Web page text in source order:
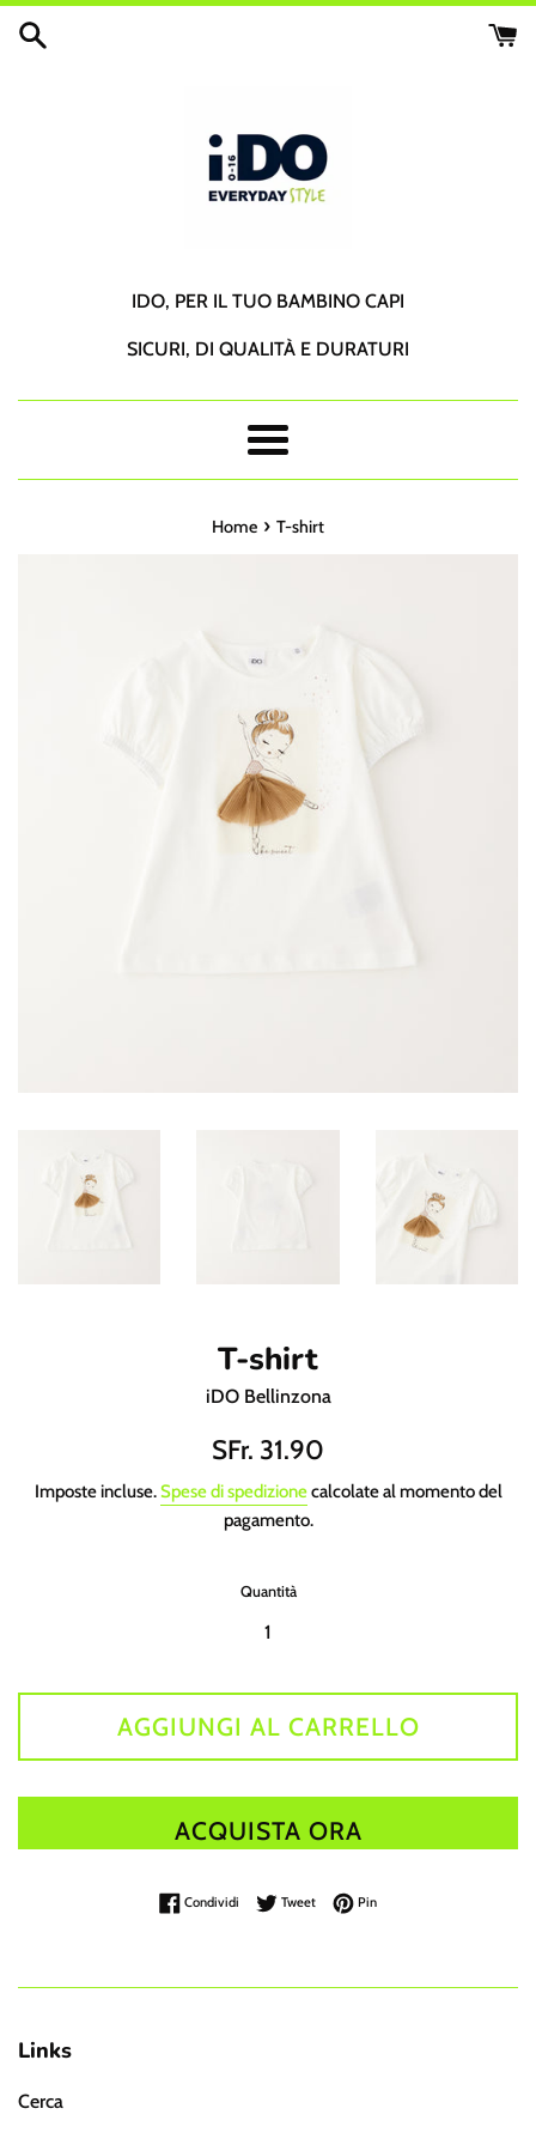
Vai
direttamente
IDO, PER IL TUO BAMBINO CAPI
SICURI, DI QUALITÀ E DURATURI
Menu
Home › T-shirt
T-shirt
iDO Bellinzona
Prezzo
listino
SFr. 31.90
Imposte incluse.Spese di spedizionecalcolate al momento del
pagamento.
Quantità
AGGIUNGI AL CARRELLO
ACQUISTA ORA
Condividi Condividi su Facebook
TweetTwitta su Twitter
PinPinna su Pinterest
Links
Cerca